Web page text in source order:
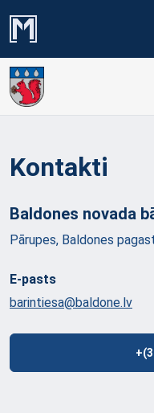
Kontakti
Baldones novada
Pārupes, Baldones
E-pasts
barintiesa@baldone.lv